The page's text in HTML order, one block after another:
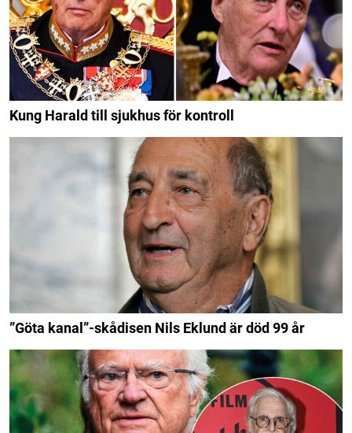
Kung Harald till sjukhus för kontroll
”Göta kanal”-skådisen Nils Eklund är död 99 år